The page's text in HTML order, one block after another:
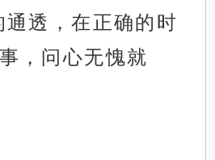
通透，在正确的时
，问心无愧就